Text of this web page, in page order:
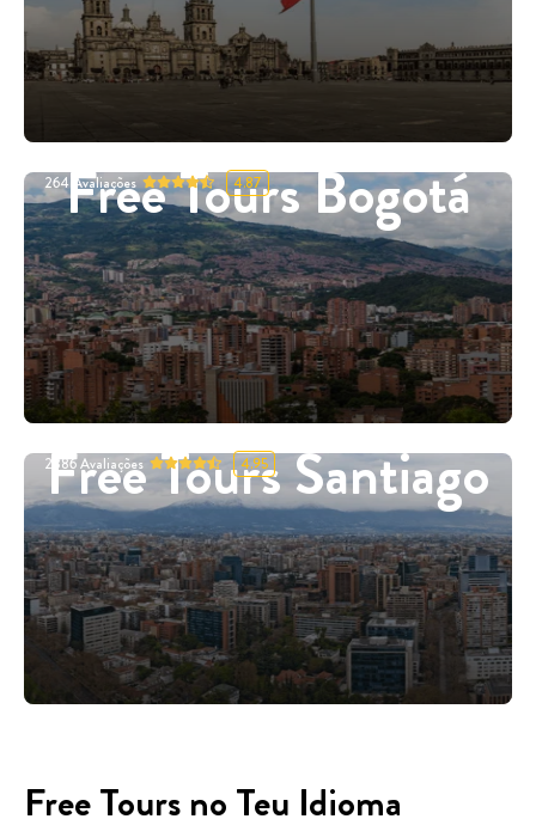
Free Tours Bogotá
264 Avaliações 4.87
Free Tours Santiago
2886Avaliações 4.95
Free Tours no Teu Idioma